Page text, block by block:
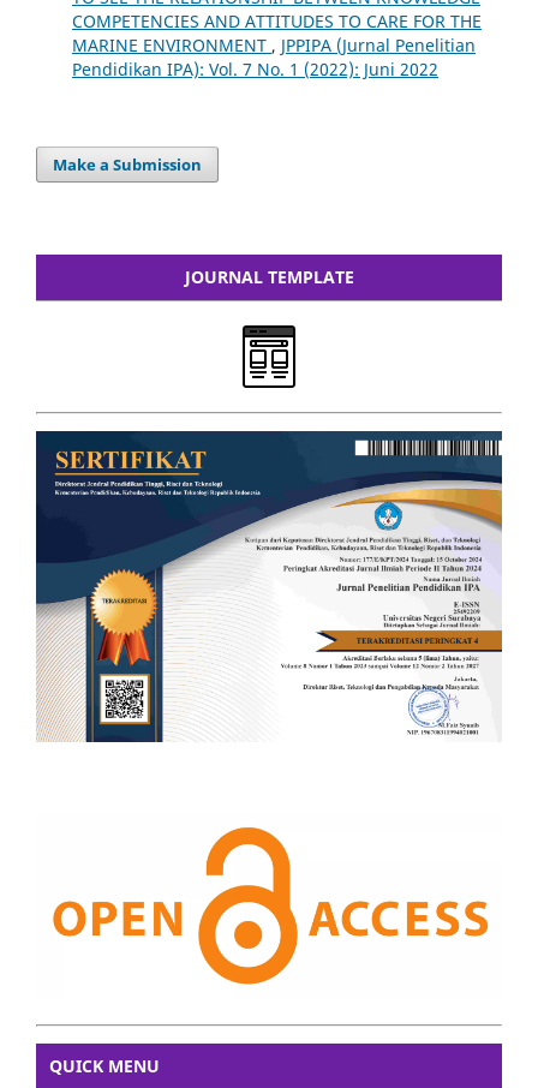
COMPETENCIES AND ATTITUDES TO CARE FOR THE
MARINE ENVIRONMENT , JPPIPA (Jurnal Penelitian
Pendidikan IPA): Vol. 7 No. 1 (2022): Juni 2022
Make a Submission
JOURNAL TEMPLATE
QUICK MENU